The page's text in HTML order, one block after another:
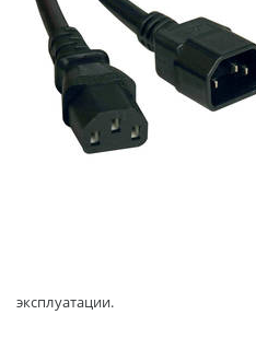
эксплуатации.